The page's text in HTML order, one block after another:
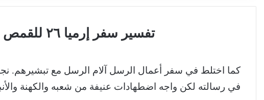
تفسير سفر إرميا ٢٦ للقمص أنطونيوس فكري
كما اختلط في سفر أعمال الرسل آلام الرسل مع تبشيرهم.
في رسالته لكن واجه اضطهادات عنيفة من شعبه والكهنة